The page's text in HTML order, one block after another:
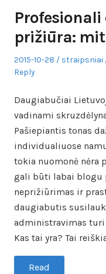
prižiūra:
Posted
on
2015-10-28 Author
straipsniai
Reply
Daugiabučiai
vadinami
Pašiepiantis tonas
individualiuose
tokia nuomonė nėra
gali būti labai blogu
neprižiūrimas ir
daugiabutis
administravimas
Kas tai yra? Tai
Read